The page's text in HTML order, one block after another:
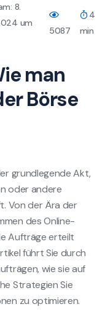
8.
um
5087
4
min
man
Börse
grundlegende Akt,
oder andere
Von der Ära der
des Online-
Aufträge erteilt
führt Sie durch
wie sie auf
Strategien Sie
zu optimieren.